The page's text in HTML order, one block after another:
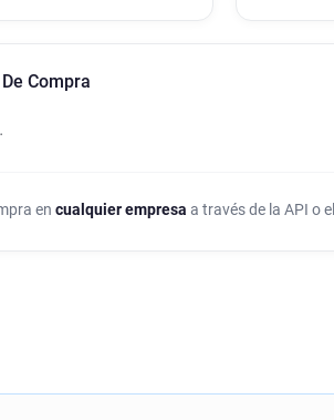
Compra
en cualquier empresa a través de la API o